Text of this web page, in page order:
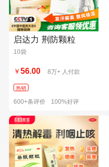
启达力 荆防颗粒
10袋
￥56.00 8万+ 人付款
热销
600+条评价 100%好评